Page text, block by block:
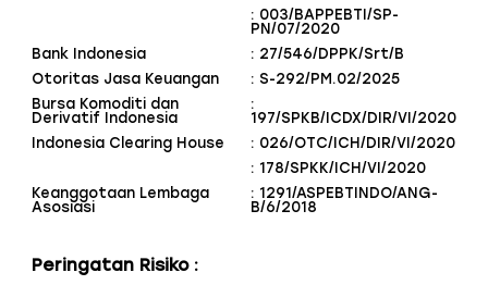
: 003/BAPPEBTI/SP-
PN/07/2020
Bank Indonesia
: 27/546/DPPK/Srt/B
Otoritas Jasa Keuangan
: S-292/PM.02/2025
Bursa Komoditi dan
Derivatif Indonesia
:
197/SPKB/ICDX/DIR/VI/2020
Indonesia Clearing House
: 026/OTC/ICH/DIR/VI/2020
: 178/SPKK/ICH/VI/2020
Keanggotaan Lembaga
Asosiasi
: 1291/ASPEBTINDO/ANG-
B/6/2018
Peringatan Risiko :